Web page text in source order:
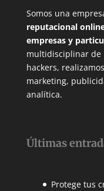
Somos una
reputacional
empresas y
multidisciplinar de
hackers,
marketing,
analítica.
Últimas
Protege tus